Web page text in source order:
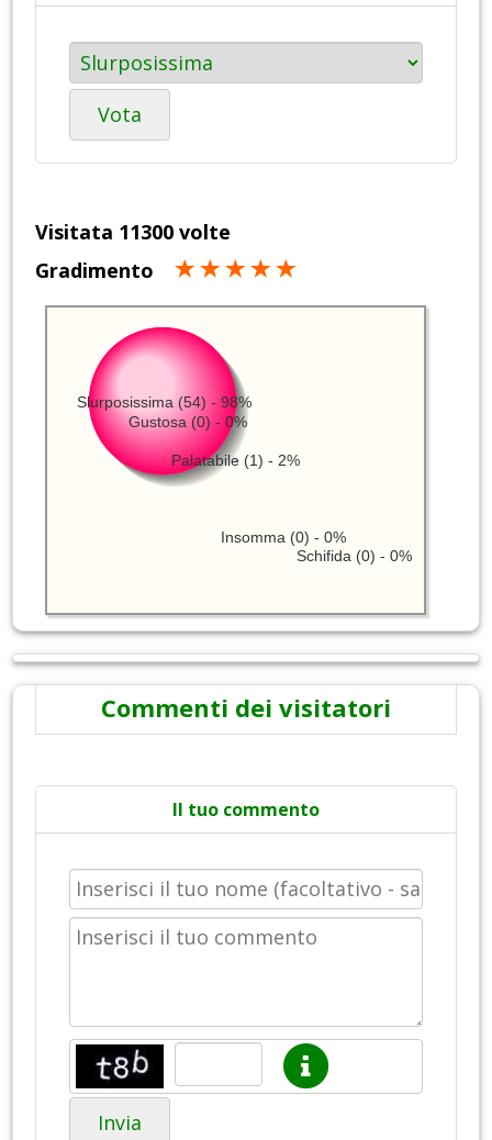
Vota
Visitata 11300 volte
Gradimento
Slurposissima (54) - 98%
Palatabile (1) - 2%
Schifida (0) - 0%
Insomma (0) - 0%
Gustosa (0) - 0%
Commenti dei visitatori
Il tuo commento
Invia